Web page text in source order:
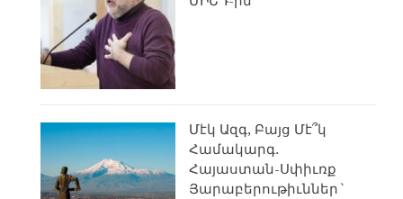
Մէկ Ազգ, Բայց Մէ՞կ
Համակարգ.
Հայաստան-Սփիւռք
Յարաբերութիւններ`